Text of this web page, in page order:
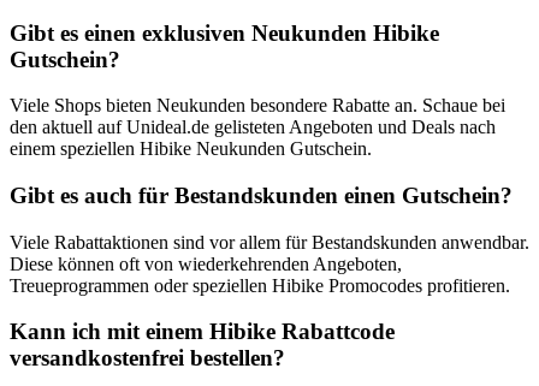
Gibt es einen exklusiven Neukunden Hibike
Gutschein?
Viele Shops bieten Neukunden besondere Rabatte an. Schaue bei
den aktuell auf Unideal.de gelisteten Angeboten und Deals nach
einem speziellen Hibike Neukunden Gutschein.
Gibt es auch für Bestandskunden einen Gutschein?
Viele Rabattaktionen sind vor allem für Bestandskunden anwendbar.
Diese können oft von wiederkehrenden Angeboten,
Treueprogrammen oder speziellen Hibike Promocodes profitieren.
Kann ich mit einem Hibike Rabattcode
versandkostenfrei bestellen?